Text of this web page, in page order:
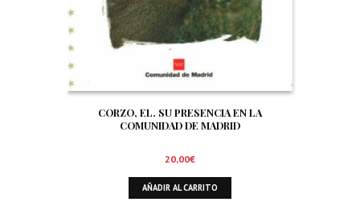
CORZO, EL. SU PRESENCIA EN LA
COMUNIDAD DE MADRID
20,00€
AÑADIR AL CARRITO